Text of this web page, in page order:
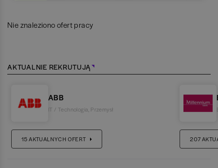
Nie znaleziono ofert pracy
AKTUALNIE REKRUTUJĄ
ABB
IT / Technologia Przemysł
15AKTUALNYCH OFERT 207